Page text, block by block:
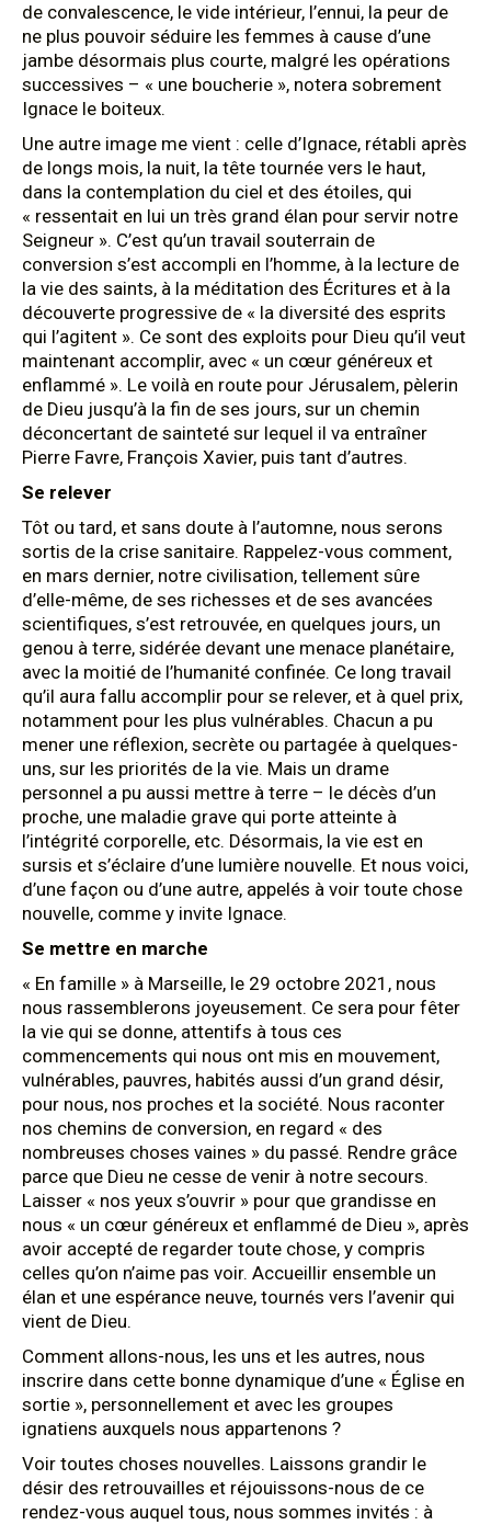
de convalescence, le vide intérieur, l’ennui, la peur de
ne plus pouvoir séduire les femmes à cause d’une
jambe désormais plus courte, malgré les opérations
successives – « une boucherie », notera sobrement
Ignace le boiteux.
Une autre image me vient : celle d’Ignace, rétabli après
de longs mois, la nuit, la tête tournée vers le haut,
dans la contemplation du ciel et des étoiles, qui
« ressentait en lui un très grand élan pour servir notre
Seigneur ». C’est qu’un travail souterrain de
conversion s’est accompli en l’homme, à la lecture de
la vie des saints, à la méditation des Écritures et à la
découverte progressive de « la diversité des esprits
qui l’agitent ». Ce sont des exploits pour Dieu qu’il veut
maintenant accomplir, avec « un cœur généreux et
enflammé ». Le voilà en route pour Jérusalem, pèlerin
de Dieu jusqu’à la fin de ses jours, sur un chemin
déconcertant de sainteté sur lequel il va entraîner
Pierre Favre, François Xavier, puis tant d’autres.
Se relever
Tôt ou tard, et sans doute à l’automne, nous serons
sortis de la crise sanitaire. Rappelez-vous comment,
en mars dernier, notre civilisation, tellement sûre
d’elle-même, de ses richesses et de ses avancées
scientifiques, s’est retrouvée, en quelques jours, un
genou à terre, sidérée devant une menace planétaire,
avec la moitié de l’humanité confinée. Ce long travail
qu’il aura fallu accomplir pour se relever, et à quel prix,
notamment pour les plus vulnérables. Chacun a pu
mener une réflexion, secrète ou partagée à quelques-
uns, sur les priorités de la vie. Mais un drame
personnel a pu aussi mettre à terre – le décès d’un
proche, une maladie grave qui porte atteinte à
l’intégrité corporelle, etc. Désormais, la vie est en
sursis et s’éclaire d’une lumière nouvelle. Et nous voici,
d’une façon ou d’une autre, appelés à voir toute chose
nouvelle, comme y invite Ignace.
Se mettre en marche
« En famille » à Marseille, le 29 octobre 2021, nous
nous rassemblerons joyeusement. Ce sera pour fêter
la vie qui se donne, attentifs à tous ces
commencements qui nous ont mis en mouvement,
vulnérables, pauvres, habités aussi d’un grand désir,
pour nous, nos proches et la société. Nous raconter
nos chemins de conversion, en regard « des
nombreuses choses vaines » du passé. Rendre grâce
parce que Dieu ne cesse de venir à notre secours.
Laisser « nos yeux s’ouvrir » pour que grandisse en
nous « un cœur généreux et enflammé de Dieu », après
avoir accepté de regarder toute chose, y compris
celles qu’on n’aime pas voir. Accueillir ensemble un
élan et une espérance neuve, tournés vers l’avenir qui
vient de Dieu.
Comment allons-nous, les uns et les autres, nous
inscrire dans cette bonne dynamique d’une « Église en
sortie », personnellement et avec les groupes
ignatiens auxquels nous appartenons ?
Voir toutes choses nouvelles. Laissons grandir le
désir des retrouvailles et réjouissons-nous de ce
rendez-vous auquel tous, nous sommes invités : à